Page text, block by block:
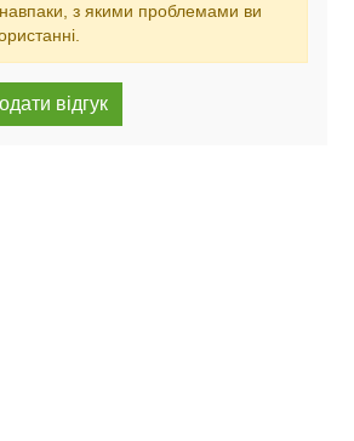
з якими проблемами ви